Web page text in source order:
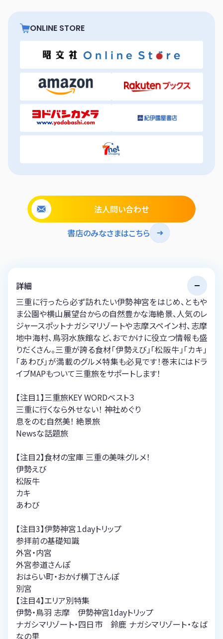
ONLINE STORE
法人問い合わせ
書店のみなさまはこちら
詳細
三重に行ったら必ず訪れたい伊勢神宮をはじめ、ともや
ま公園や横山展望台からの自然豊かな海絶景、人気のレ
ジャースポットナガシマリゾートや志摩スペイン村、志摩
地中海村、鳥羽水族館など、おでかけに役立つ情報も盛
りだくさん。三重が誇る食材「伊勢えび」「松阪牛」「カキ」
「あわび」が満載のグルメ特集も必見です！巻末にはドラ
イブMAPもついて三重旅をサポートします！
【注目1】三重旅KEY WORDベスト３
三重に行くなら外せない！ 神社めぐり
息をのむ自然美！ 絶景旅
Newsな話題旅
【注目2】食材の宝庫 三重の美味グルメ！
伊勢えび
松阪牛
カキ
あわび
【注目3】伊勢神宮１dayトリップ
参拝前の基礎知識
外宮・内宮
外宮参道さんぽ
おはらい町・おかげ横丁さんぽ
別宮
【注目4】エリア別特集
伊勢・鳥羽 志摩 伊勢神宮1dayトリップ
ナガシマリゾート・四日市 鈴鹿 ナガシマリゾート・なば
なの里